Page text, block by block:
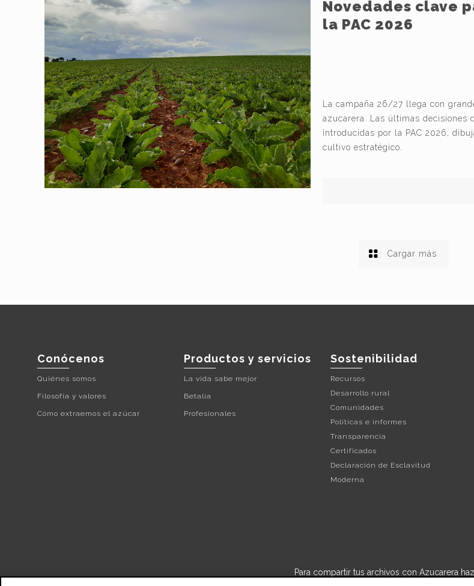
Novedades clave
la PAC 2026
La campaña 26/27 llega con
azucarera. Las últimas decisiones
introducidas por la PAC 2026,
cultivo estratégico.
Cargar más
Conócenos
Quiénes somos
Filosofía y valores
Cómo extraemos el azúcar
Productos y servicios
La vida sabe mejor
Betalia
Profesionales
Sostenibilidad
Recursos
Desarrollo rural
Comunidades
Políticas e informes
Transparencia
Certificados
Declaración de Esclavitud
Moderna
Para compartir tus archivos con Azucarera